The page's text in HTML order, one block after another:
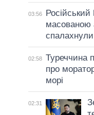
03:56
масованою
02:58 Туреччина
про
морі
02:31